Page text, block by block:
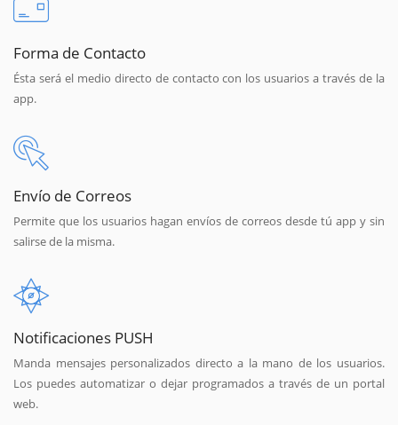
Forma de Contacto
Ésta será el medio directo de contacto con los usuarios a través de la
app.
Envío de Correos
Permite que los usuarios hagan envíos de correos desde tú app y sin
salirse de la misma.
Notificaciones PUSH
Manda mensajes personalizados directo a la mano de los usuarios.
Los puedes automatizar o dejar programados a través de un portal
web.